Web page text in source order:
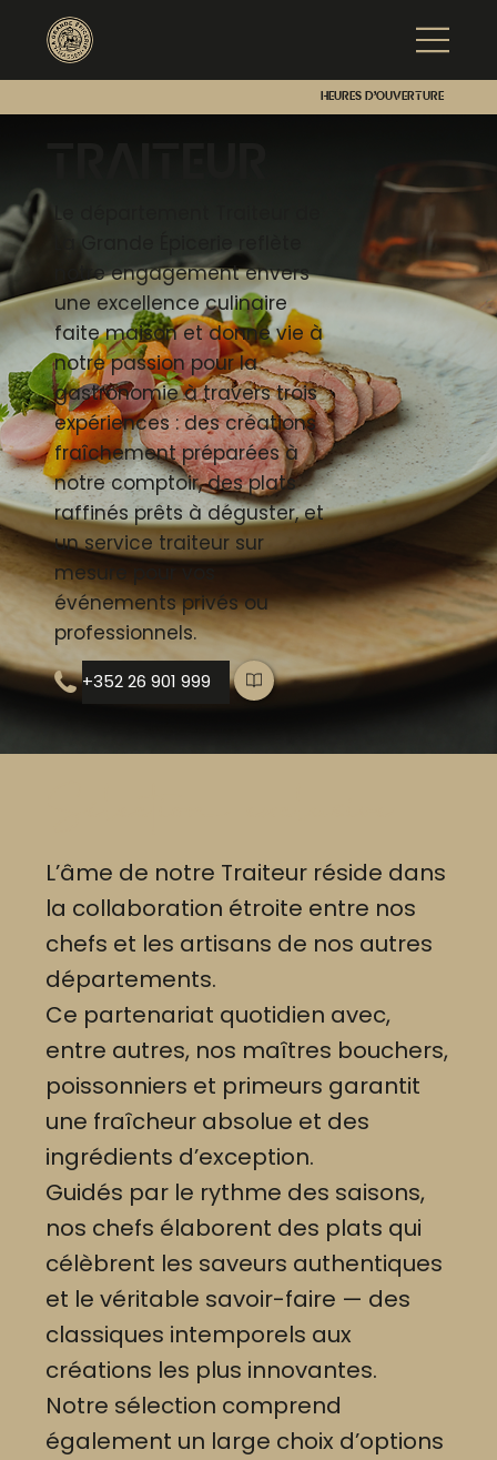
Heures d'ouverture
La Grande Épicerie reflète
notre engagement envers
une excellence culinaire
faite maison et donne vie à
notre passion pour la
gastronomie à travers trois
expériences : des créations
fraîchement préparées à
notre comptoir, des plats
raffinés prêts à déguster, et
un service traiteur sur
mesure pour vos
événements privés ou
professionnels.
+352 26 901 999
L’âme de notre Traiteur réside dans
la collaboration étroite entre nos
chefs et les artisans de nos autres
départements.
Ce partenariat quotidien avec,
entre autres, nos maîtres bouchers,
poissonniers et primeurs garantit
une fraîcheur absolue et des
ingrédients d’exception.
Guidés par le rythme des saisons,
nos chefs élaborent des plats qui
célèbrent les saveurs authentiques
et le véritable savoir-faire — des
classiques intemporels aux
créations les plus innovantes.
Notre sélection comprend
également un large choix d’options